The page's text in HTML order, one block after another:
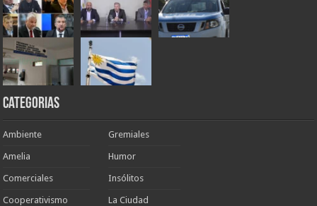
Categorias
Ambiente
Amelia
Comerciales
Cooperativismo
Gremiales
Humor
Insólitos
La Ciudad